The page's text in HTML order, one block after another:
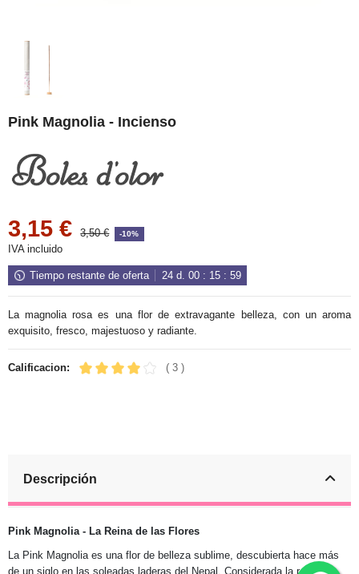
Pink Magnolia - Incienso
3,15 € 3,50 € -10%
IVA incluido
Tiempo restante de oferta 24d. 00: 15: 59
La magnolia rosa es una flor de extravagante belleza, con un aroma
exquisito, fresco, majestuoso y radiante.
Calificacion: ( 3 )
Descripción
Pink Magnolia - La Reina de las Flores
La Pink Magnolia es una flor de belleza sublime, descubierta hace más
de un siglo en las soleadas laderas del Nepal. Considerada la reina de